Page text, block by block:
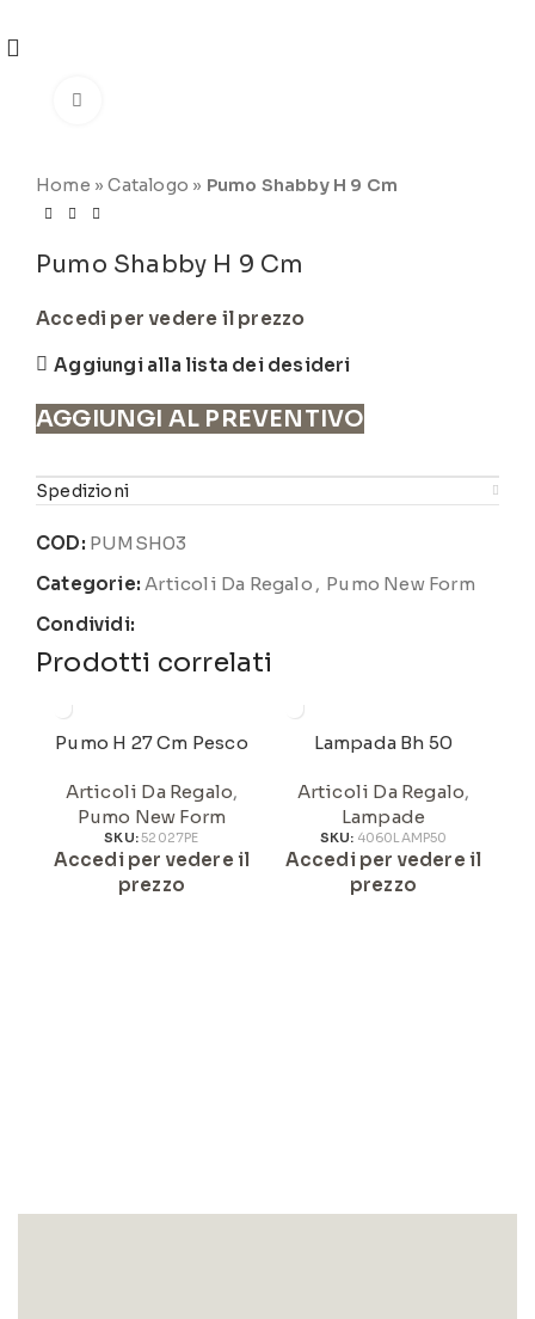
Home »Catalogo » Pumo Shabby H 9 Cm
Pumo Shabby H 9 Cm
Accedi per vedere il prezzo
Aggiungi alla lista dei desideri
AGGIUNGI AL PREVENTIVO
Spedizioni
COD: PUMSH03
Categorie: Articoli Da Regalo , Pumo New Form
Condividi:
Prodotti correlati
Pumo H 27 Cm Pesco
Articoli Da Regalo,
Pumo New Form
SKU:52027PE
Accedi per vedere il
prezzo
Lampada Bh 50
Articoli Da Regalo,
Lampade
SKU: 4060LAMP50
Accedi per vedere il
prezzo